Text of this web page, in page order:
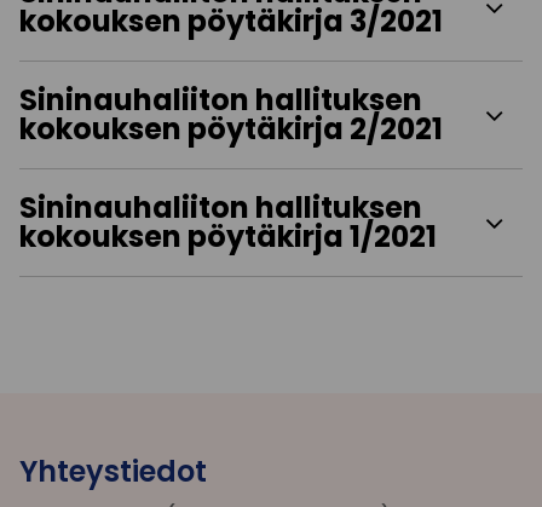
kokouksen pöytäkirja 3/2021
Sininauhaliiton hallituksen
kokouksen pöytäkirja 2/2021
Sininauhaliiton hallituksen
kokouksen pöytäkirja 1/2021
Yhteystiedot